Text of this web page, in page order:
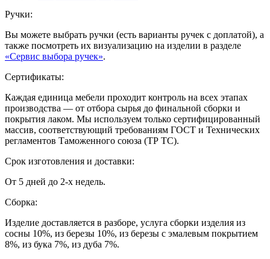
Ручки:
Вы можете выбрать ручки (есть варианты ручек с доплатой), а
также посмотреть их визуализацию на изделии в разделе
«Сервис выбора ручек».
Сертификаты:
Каждая единица мебели проходит контроль на всех этапах
производства — от отбора сырья до финальной сборки и
покрытия лаком. Мы используем только сертифицированный
массив, соответствующий требованиям ГОСТ и Технических
регламентов Таможенного союза (ТР ТС).
Срок изготовления и доставки:
От 5 дней до 2-х недель.
Сборка:
Изделие доставляется в разборе, услуга сборки изделия из
сосны 10%, из березы 10%, из березы с эмалевым покрытием
8%, из бука 7%, из дуба 7%.